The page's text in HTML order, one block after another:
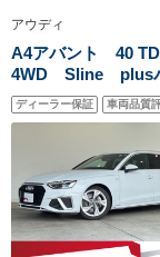
アウディ
A4アバント 40
4WD Sline plus
ージ TVチューナ
フォートパッケー
ディーラー保証 車両品質